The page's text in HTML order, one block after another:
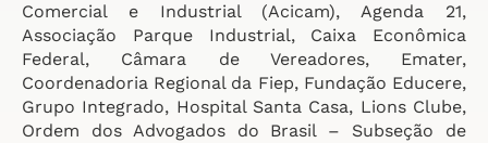
Comercial e Industrial (Acicam), Agenda 21,
Associação Parque Industrial, Caixa Econômica
Federal, Câmara de Vereadores, Emater,
Coordenadoria Regional da Fiep, Fundação Educere,
Grupo Integrado, Hospital Santa Casa, Lions Clube,
Ordem dos Advogados do Brasil – Subseção de